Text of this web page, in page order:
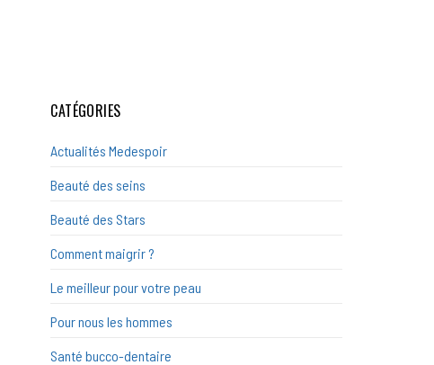
CATÉGORIES
Actualités Medespoir
Beauté des seins
Beauté des Stars
Comment maigrir ?
Le meilleur pour votre peau
Pour nous les hommes
Santé bucco-dentaire